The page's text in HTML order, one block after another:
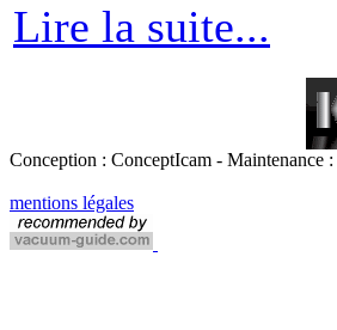
Lire la suite...
Conception : ConceptIcam - Maintenance
mentions légales